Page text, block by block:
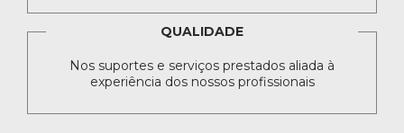
QUALIDADE
Nos suportes e serviços prestados aliada à
experiência dos nossos profissionais